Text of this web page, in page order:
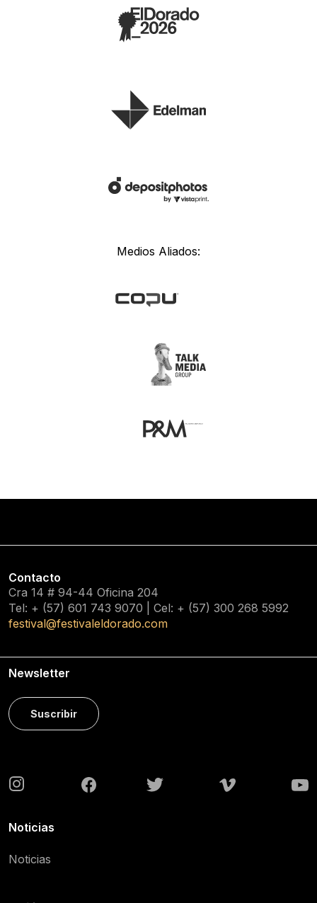
Medios Aliados:
Contacto
Cra 14 # 94-44 Oficina 204
Tel: + (57) 601 743 9070 | Cel: + (57) 300 268 5992
festival@festivaleldorado.com
Newsletter
Suscribir
Noticias
Noticias